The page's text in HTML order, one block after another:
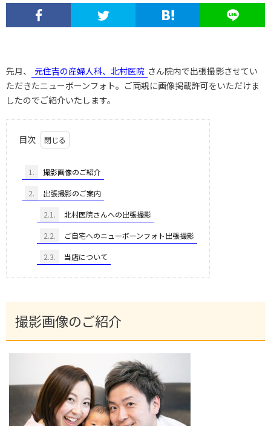
先月、 元住吉の産婦人科、北村医院 さん院内で出張撮影させてい
ただきたニューボーンフォト。ご両親に画像掲載許可をいただけま
したのでご紹介いたします。
目次
1. 撮影画像のご紹介
2. 出張撮影のご案内
2.1. 北村医院さんへの出張撮影
2.2. ご自宅へのニューボーンフォト出張撮影
2.3. 当店について
撮影画像のご紹介